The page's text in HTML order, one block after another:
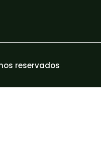
reservados